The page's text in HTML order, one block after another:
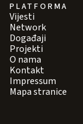
PLATFORMA
Vijesti
Network
Događaji
Projekti
O nama
Kontakt
Impressum
Mapa stranice